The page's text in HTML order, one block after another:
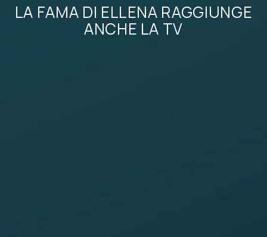
LA FAMA DI ELLENA RAGGIUNGE
ANCHE LA TV